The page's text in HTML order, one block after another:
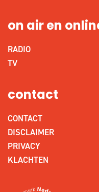
on air en
RADIO
TV
contact
CONTACT
DISCLAIMER
PRIVACY
KLACHTEN